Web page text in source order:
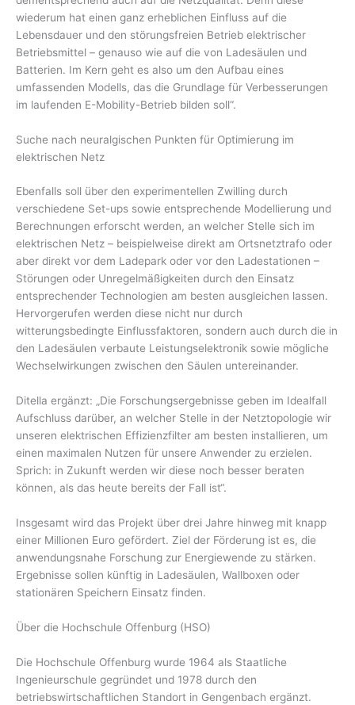
wiederum hat einen ganz erheblichen Einfluss auf die
Lebensdauer und den störungsfreien Betrieb elektrischer
Betriebsmittel – genauso wie auf die von Ladesäulen und
Batterien. Im Kern geht es also um den Aufbau eines
umfassenden Modells, das die Grundlage für Verbesserungen
im laufenden E-Mobility-Betrieb bilden soll“.
Suche nach neuralgischen Punkten für Optimierung im
elektrischen Netz
Ebenfalls soll über den experimentellen Zwilling durch
verschiedene Set-ups sowie entsprechende Modellierung und
Berechnungen erforscht werden, an welcher Stelle sich im
elektrischen Netz – beispielweise direkt am Ortsnetztrafo oder
aber direkt vor dem Ladepark oder vor den Ladestationen –
Störungen oder Unregelmäßigkeiten durch den Einsatz
entsprechender Technologien am besten ausgleichen lassen.
Hervorgerufen werden diese nicht nur durch
witterungsbedingte Einflussfaktoren, sondern auch durch die in
den Ladesäulen verbaute Leistungselektronik sowie mögliche
Wechselwirkungen zwischen den Säulen untereinander.
Ditella ergänzt: „Die Forschungsergebnisse geben im Idealfall
Aufschluss darüber, an welcher Stelle in der Netztopologie wir
unseren elektrischen Effizienzfilter am besten installieren, um
einen maximalen Nutzen für unsere Anwender zu erzielen.
Sprich: in Zukunft werden wir diese noch besser beraten
können, als das heute bereits der Fall ist“.
Insgesamt wird das Projekt über drei Jahre hinweg mit knapp
einer Millionen Euro gefördert. Ziel der Förderung ist es, die
anwendungsnahe Forschung zur Energiewende zu stärken.
Ergebnisse sollen künftig in Ladesäulen, Wallboxen oder
stationären Speichern Einsatz finden.
Über die Hochschule Offenburg (HSO)
Die Hochschule Offenburg wurde 1964 als Staatliche
Ingenieurschule gegründet und 1978 durch den
betriebswirtschaftlichen Standort in Gengenbach ergänzt.